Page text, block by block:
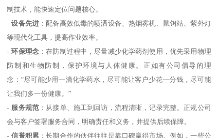
制技术，能快速定位问题核心。
-设备先进 ：配备高效低毒的喷洒设备、热烟雾机、鼠饵站、紫外灯
等现代化工具，提高作业效率。
-环保理念 ：在防制过程中，尽量减少化学药剂使用，优先采用物理
防制和生物防制，保护环境与人体健康。正如有公司倡导的理
念：“尽可能少用一滴化学药水，尽可能让客户少花一分钱，尽可能
让我们多一份健康。”
- 服务规范 ：从接单、施工到回访，流程清晰，记录完整。正规公司
会与客户签署服务合同，明确责任和义务，并提供后续保障。
-信誉积累 ：长期合作的伙伴往往是靠口碑赢得市场。例如，一些公